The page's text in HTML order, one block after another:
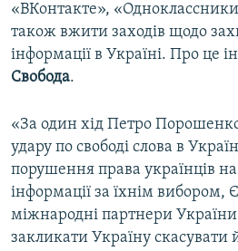
«ВКонтакте»,
також вжити заходів щодо
інформації в Україні. Про це
Свобода.
«За один хід Петро
удару по свободі слова в
порушення права українців
інформації за їхнім вибором,
міжнародні партнери
закликати Україну скасувати